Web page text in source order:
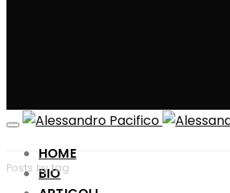
HOME
BIO
Posts by tag